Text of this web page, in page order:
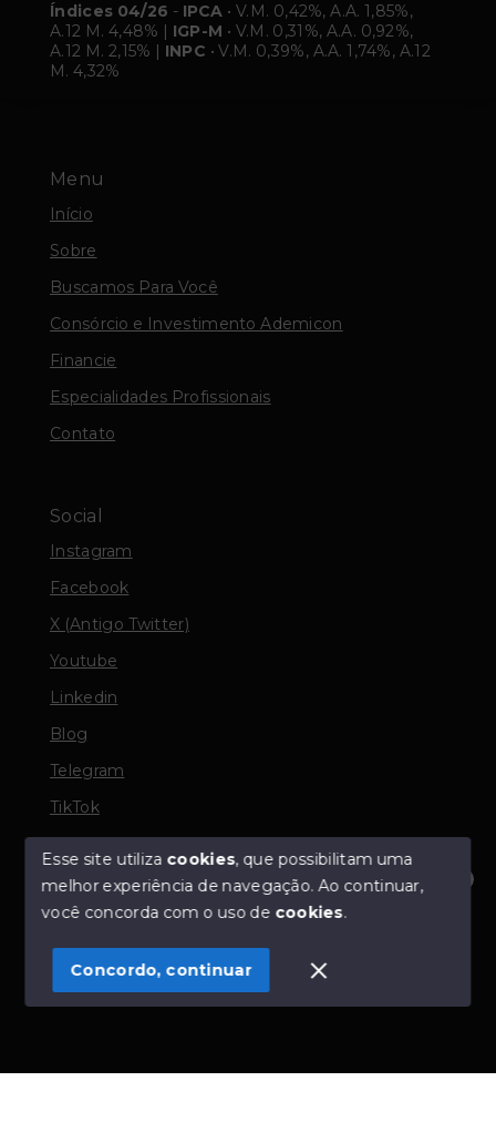
Olá! Estamos disponíveis para te ajudar.
Menu
Início
Sobre
Buscamos Para Você
Consórcio e Investimento Ademicon
Financie
Especialidades Profissionais
Contato
Social
Instagram
Facebook
X (Antigo Twitter)
Youtube
Linkedin
Blog
Telegram
TikTok
© Copyright 2026 - TORQUATO ∴ Corretor de Imóveis
- CRECI 42643f | 136.004f Perito Avaliador CNAI 37357
SITE PARA IMOBILIARIA
Índices 04/26 - IPCA • V.M. 0,42%, A.A. 1,85%,
A.12 M. 4,48% | IGP-M • V.M. 0,31%, A.A. 0,92%,
A.12 M. 2,15% | INPC • V.M. 0,39%, A.A. 1,74%, A.12
M. 4,32%
Esse site utiliza cookies, que possibilitam uma
melhor experiência de navegação.Ao continuar,
você concorda com o uso de cookies.
Concordo, continuar